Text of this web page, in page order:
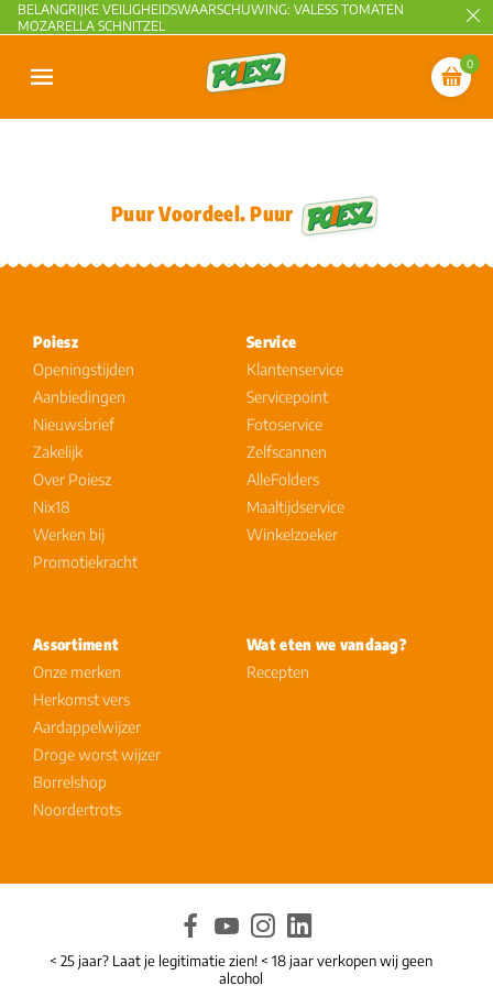
BELANGRIJKE VEILIGHEIDSWAARSCHUWING: VALESS TOMATEN
MOZARELLA SCHNITZEL
0
Puur Voordeel. Puur
Poiesz
Openingstijden
Aanbiedingen
Nieuwsbrief
Zakelijk
Over Poiesz
Nix18
Werken bij
Promotiekracht
Service
Klantenservice
Servicepoint
Fotoservice
Zelfscannen
AlleFolders
Maaltijdservice
Winkelzoeker
Assortiment
Onze merken
Herkomst vers
Aardappelwijzer
Droge worst wijzer
Borrelshop
Noordertrots
Wat eten we vandaag?
Recepten
< 25 jaar? Laat je legitimatie zien! < 18 jaar verkopen wij geen
alcohol